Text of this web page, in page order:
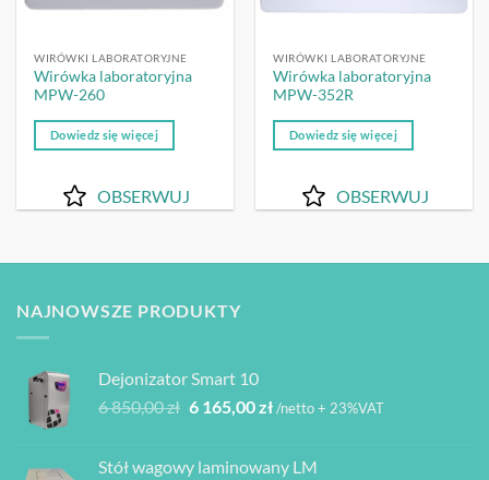
WIRÓWKI LABORATORYJNE
Wirówka laboratoryjna
MPW-260
Dowiedz się więcej
OBSERWUJ
WIRÓWKI LABORATORYJNE
Wirówka laboratoryjna
MPW-352R
Dowiedz się więcej
OBSERWUJ
NAJNOWSZE PRODUKTY
Dejonizator Smart 10
6 850,00zł Pierwotna
6
6 165,00złAktualna
6
/netto + 23%VAT
Stół wagowy laminowany LM